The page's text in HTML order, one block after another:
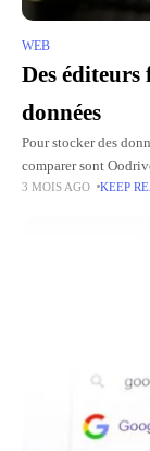
WEB
Des
données
Pour stocker des
comparer sont
Business et
3 MOIS AGO KEEP